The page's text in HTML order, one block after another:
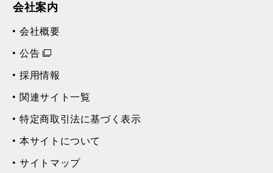
会社案内
会社概要
公告
採用情報
関連サイト一覧
特定商取引法に基づく表示
本サイトについて
サイトマップ